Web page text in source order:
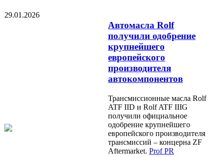
29.01.2026
Автомасла Rolf
получили одобрение
крупнейшего
европейского
производителя
автокомпонентов
Трансмиссионные масла Rolf
ATF IID и Rolf ATF IIIG
получили официальное
одобрение крупнейшего
европейского производителя
трансмиссий – концерна ZF
Aftermarket. Prof PR